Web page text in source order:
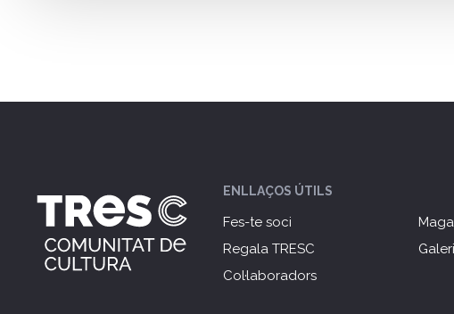
ENLLAÇOS ÚTILS
Fes-te soci
Regala TRESC
Col·laboradors